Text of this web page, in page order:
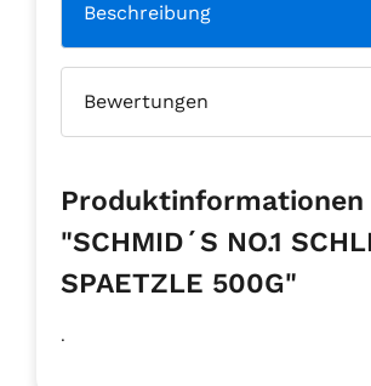
Beschreibung
Bewertungen
Produktinformationen
"SCHMID´S NO.1
SPAETZLE 500G"
.